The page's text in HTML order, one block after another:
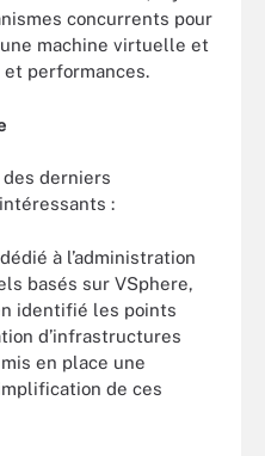
concurrents pour
machine virtuelle et
performances.
derniers
:
à l’administration
basés sur VSphere,
identifié les points
d’infrastructures
en place une
de ces